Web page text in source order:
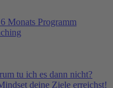
Monats Programm
tu ich es dann nicht?
deine Ziele erreichst!